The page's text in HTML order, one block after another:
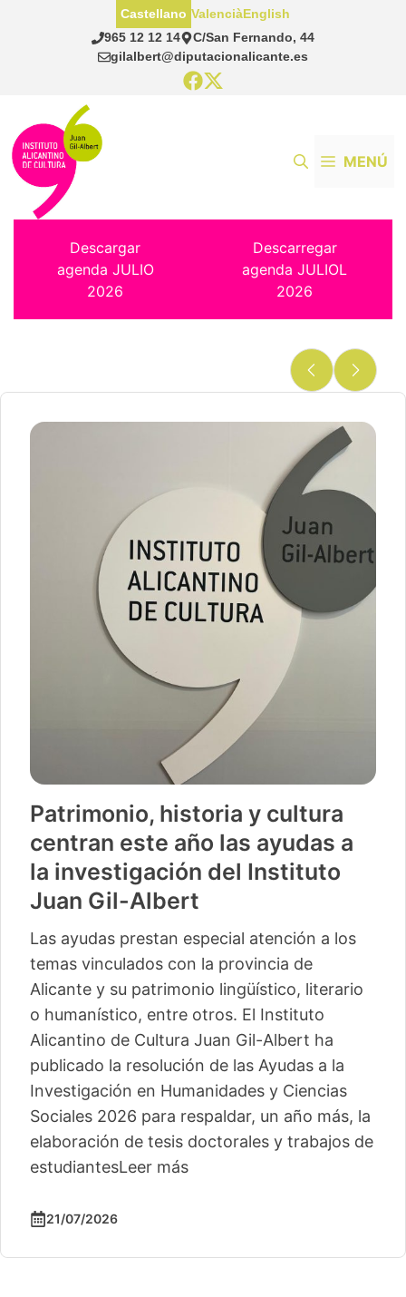
965 12 12 14
C/San Fernando, 44
gilalbert@diputacionalicante.es
Castellano ValenciàEnglish
MENÚ
Descargar
agenda JULIO
2026
Descarregar
agenda JULIOL
2026
Patrimonio, historia y cultura
centran este año las ayudas a
la investigación del Instituto
Juan Gil-Albert
Las ayudas prestan especial atención a los
temas vinculados con la provincia de
Alicante y su patrimonio lingüístico, literario
o humanístico, entre otros. El Instituto
Alicantino de Cultura Juan Gil-Albert ha
publicado la resolución de las Ayudas a la
Investigación en Humanidades y Ciencias
Sociales 2026 para respaldar, un año más, la
elaboración de tesis doctorales y trabajos de
estudiantesLeer más
21/07/2026